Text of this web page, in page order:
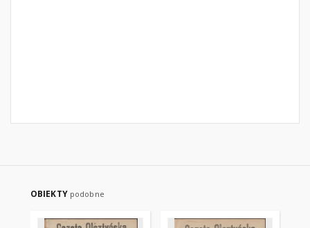
OBIEKTY podobne